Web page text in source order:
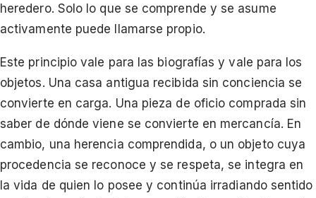
heredero. Solo lo que se comprende y se asume
activamente puede llamarse propio.
Este principio vale para las biografías y vale para los
objetos. Una casa antigua recibida sin conciencia se
convierte en carga. Una pieza de oficio comprada sin
saber de dónde viene se convierte en mercancía. En
cambio, una herencia comprendida, o un objeto cuya
procedencia se reconoce y se respeta, se integra en
la vida de quien lo posee y continúa irradiando sentido